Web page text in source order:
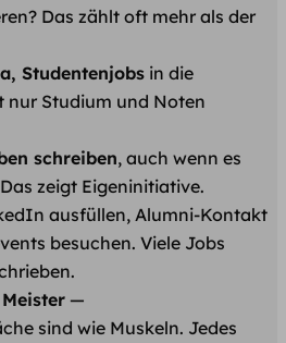
Das zählt oft mehr als der
Studentenjobs in die
nur Studium und Noten
schreiben, auch wenn es
zeigt Eigeninitiative.
ausfüllen, Alumni-Kontakt
besuchen. Viele Jobs
—
sind wie Muskeln. Jedes